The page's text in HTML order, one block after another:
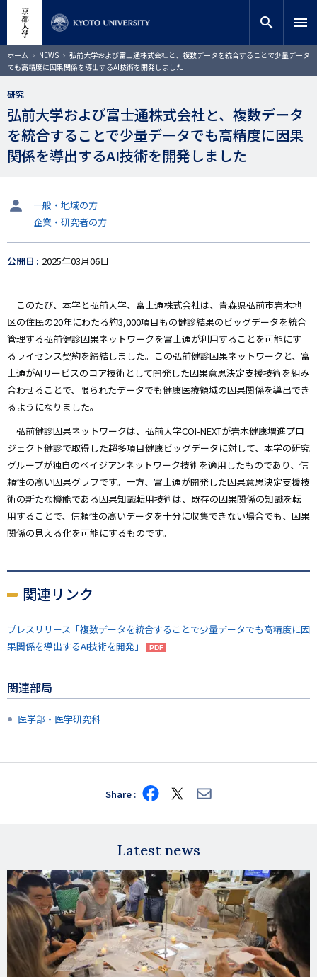
コ
ン
テ
ン
ツ
に
移
動
サイト内検索
検索
search menu
ホーム NEWS
弘前大学および富士通株式会社と、複数データを統合することで少量データ
でも高精度に因果関係を導出するAI技術を開発しました
研究
弘前大学および富士通株式会社と、複数データ
を統合することで少量データでも高精度に因果
関係を導出するAI技術を開発しました
タ
ッ
ト
一般・地域の方
企業・研究者の方
公開日 2025年03月06日
このたび、本学と弘前大学、富士通株式会社は、青森県弘前市岩木地
区の住民の20年にわたる約3,000項目もの健診結果のビッグデータを統合
管理する弘前健診因果ネットワークを富士通が利用することを可能にす
るライセンス契約を締結しました。この弘前健診因果ネットワークと、富
士通がAIサービスのコア技術として開発した因果意思決定支援技術を組み
合わせることで、限られたデータでも健康医療領域の因果関係を導出でき
るようになりました。
弘前健診因果ネットワークは、弘前大学COI-NEXTが岩木健康増進プロ
ジェクト健診で取得した超多項目健康ビッグデータに対して、本学の研究
グループが独自のベイジアンネットワーク技術を適用したものであり、信
頼性の高い因果グラフです。一方、富士通が開発した因果意思決定支援技
術の新たな機能である因果知識転用技術は、既存の因果関係の知識を転
用することで、信頼性の高いデータを十分に収集できない場合でも、因果
関係の見える化を可能にするものです。
関連リンク
プレスリリース「複数データを統合することで少量データでも高精度に因
果関係を導出するAI技術を開発」
関連部局
医学部・医学研究科
Share Share
on
Share
on
Share
via
Latest news